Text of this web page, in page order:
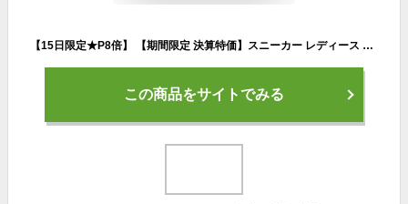
【15日限定★P8倍】 【期間限定 決算特価】スニーカー レディース 靴 黒 ブラック ネイビー グレー 軽量 軽い ランニング ウォーキング ジム スポーツ 運動 通勤 おしゃれ 超軽量 疲れにくい かわいい 厚底 ラーキンス LARKINS L-7051
この商品をサイトでみる